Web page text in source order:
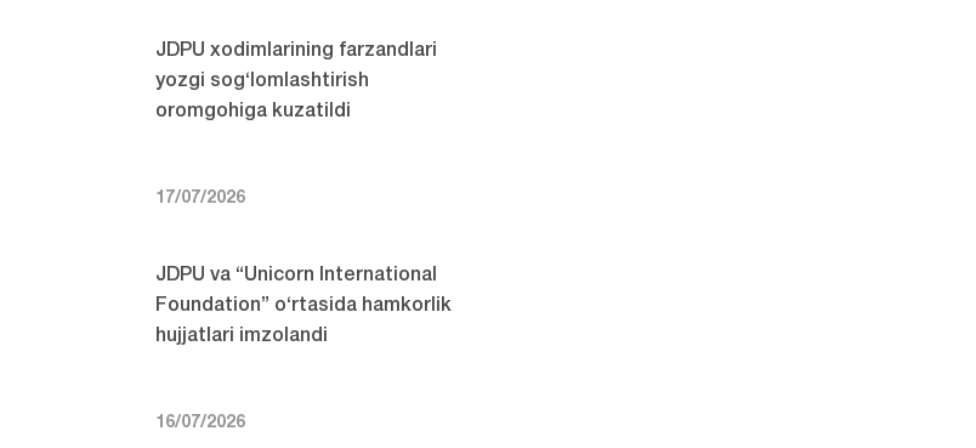
JDPU xodimlarining farzandlari
yozgi sog‘lomlashtirish
oromgohiga kuzatildi
17/07/2026
JDPU va “Unicorn International
Foundation” o‘rtasida hamkorlik
hujjatlari imzolandi
16/07/2026